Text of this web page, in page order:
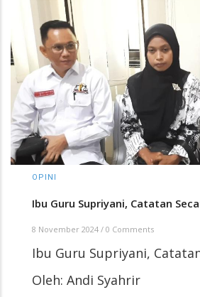
OPINI
Ibu Guru Supriyani, Catatan
8 November 2024 / 0 Comments
Ibu Guru Supriyani,
Oleh: Andi Syahrir